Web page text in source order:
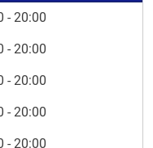
- 20:00
- 20:00
- 20:00
- 20:00
- 20:00